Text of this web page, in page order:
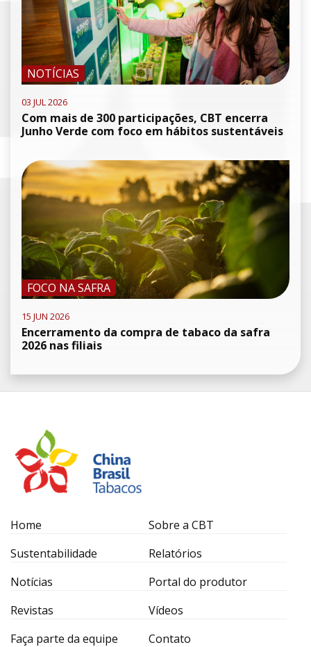
NOTÍCIAS
03 JUL 2026
Com mais de 300 participações, CBT encerra
Junho Verde com foco em hábitos sustentáveis
FOCO NA SAFRA
15 JUN 2026
Encerramento da compra de tabaco da safra
2026 nas filiais
Home
Sobre a CBT
Sustentabilidade
Relatórios
Notícias
Portal do produtor
Revistas
Vídeos
Faça parte da equipe
Contato